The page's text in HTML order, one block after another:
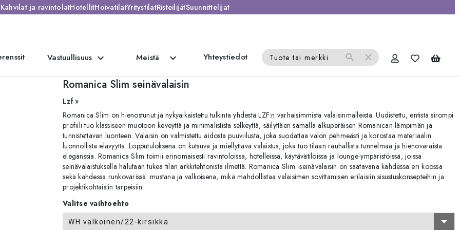
Kahvilat ja ravintolatHotellitHoivatilatYritystilatRisteilijätSuunnittelijat
Vastuullisuus expand_more Meistä expand_more Yhteystiedot Tuote tai merkki search close
Romanica Slim seinävalaisin
Lzf »
Romanica Slim on hienostunut ja nykyaikaistettu tulkinta yhdestä LZF:n varhaisimmista valaisinmalleista. Uudistettu, entistä sirompi
profiili tuo klassiseen muotoon keveyttä ja minimalistista selkeyttä, säilyttäen samalla alkuperäisen Romanican lämpimän ja
tunnistettavan luonteen. Valaisin on valmistettu aidosta puuviilusta, joka suodattaa valon pehmeästi ja korostaa materiaalin
luonnollista elävyyttä. Lopputuloksena on kutsuva ja miellyttävä valaistus, joka tuo tilaan rauhallista tunnelmaa ja hienovaraista
eleganssia. Romanica Slim toimii erinomaisesti ravintoloissa, hotelleissa, käytävätiloissa ja lounge-ympäristöissä, joissa
seinävalaistuksella halutaan tukea tilan arkkitehtonista ilmettä. Romanica Slim -seinävalaisin on saatavana kahdessa eri koossa
sekä kahdessa runkovärissä: mustana ja valkoisena, mikä mahdollistaa valaisimen sovittamisen erilaisiin sisustuskonsepteihin ja
projektikohtaisiin tarpeisiin.
Valitse vaihtoehto
WH valkoinen/22-kirsikka